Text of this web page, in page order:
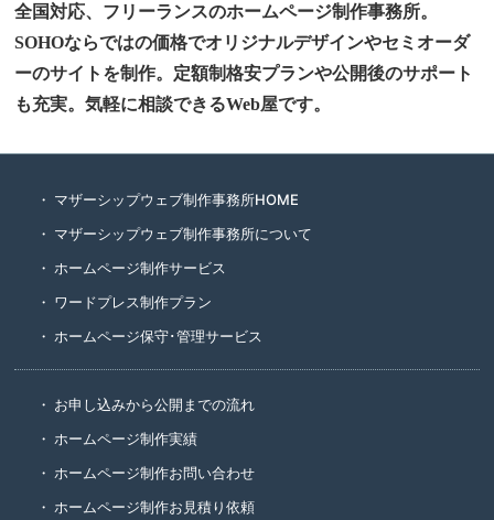
全国対応、フリーランスのホームページ制作事務所。
SOHOならではの価格でオリジナルデザインやセミオーダ
ーのサイトを制作。定額制格安プランや公開後のサポート
も充実。気軽に相談できるWeb屋です。
マザーシップウェブ制作事務所HOME
マザーシップウェブ制作事務所について
ホームページ制作サービス
ワードプレス制作プラン
ホームページ保守･管理サービス
お申し込みから公開までの流れ
ホームページ制作実績
ホームページ制作お問い合わせ
ホームページ制作お見積り依頼